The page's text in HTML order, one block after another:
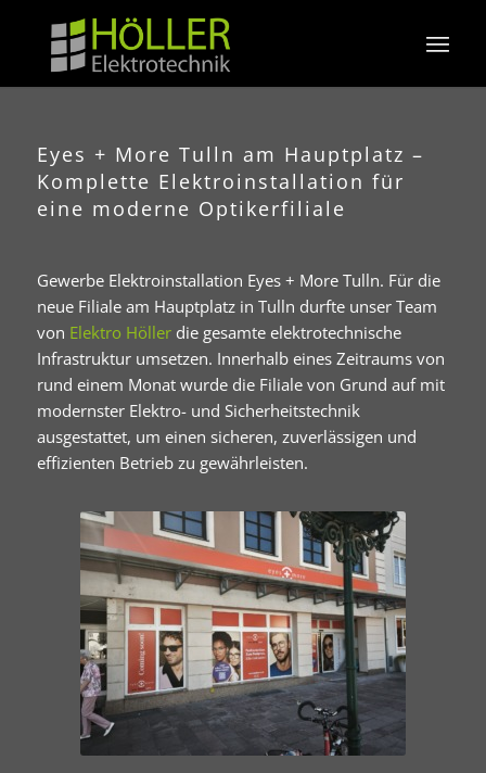
Eyes + More Tulln am Hauptplatz –
Komplette Elektroinstallation für
eine moderne Optikerfiliale
Gewerbe Elektroinstallation Eyes + More Tulln. Für die
neue Filiale am Hauptplatz in Tulln durfte unser Team
von Elektro Höllerdie gesamte elektrotechnische
Infrastruktur umsetzen. Innerhalb eines Zeitraums von
rund einem Monat wurde die Filiale von Grund auf mit
modernster Elektro- und Sicherheitstechnik
ausgestattet, um einen sicheren, zuverlässigen und
effizienten Betrieb zu gewährleisten.